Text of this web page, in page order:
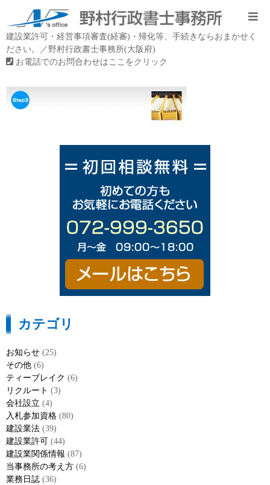
建設業許可・経営事項審査(経審)・帰化等、手続きならおまかせく
ださい。／野村行政書士事務所(大阪府)
お電話でのお問合わせはここをクリック
カテゴリ
お知らせ (25)
その他 (6)
ティーブレイク (6)
リクルート (3)
会社設立 (4)
入札参加資格 (80)
建設業法 (39)
建設業許可 (44)
建設業関係情報 (87)
当事務所の考え方 (6)
業務日誌 (36)